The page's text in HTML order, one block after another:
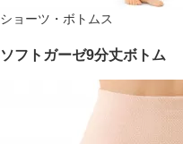
ショーツ・ボトムス
ソフトガーゼ9分丈ボトム